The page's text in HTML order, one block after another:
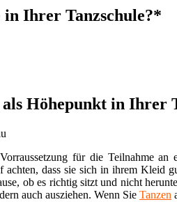
in Ihrer Tanzschule?*
Höhepunkt in Ihrer
für die Teilnahme
dass sie sich in ihrem Kleid
ob es richtig sitzt und nicht
auch ausziehen. Wenn Sie Tanzen